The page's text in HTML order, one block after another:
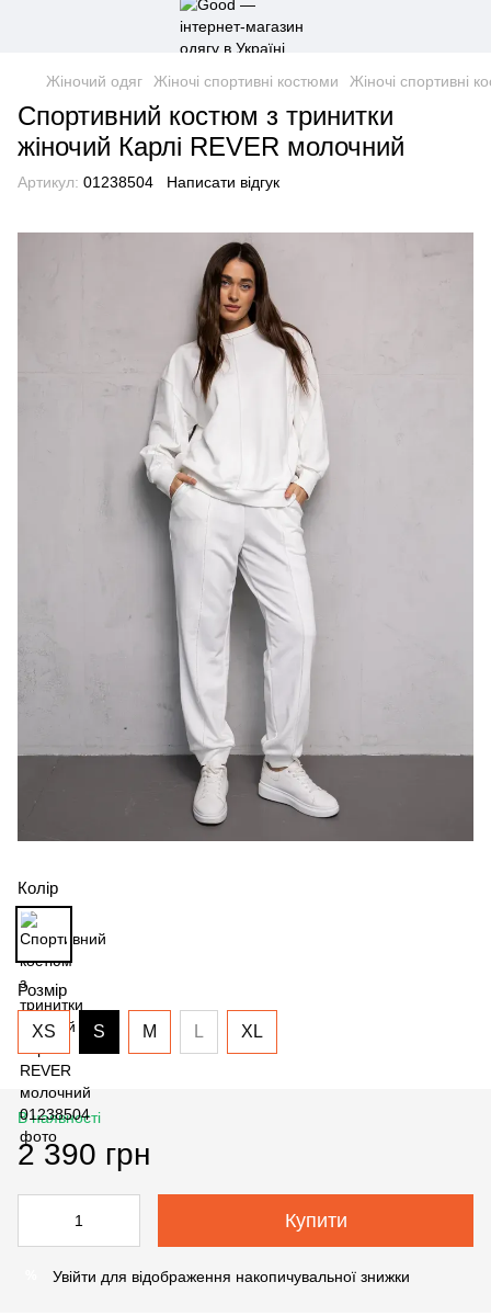
Жіночий одяг Жіночі спортивні костюми Жіночі спортивні
Спортивний костюм з тринитки
жіночий Карлі REVER молочний
Артикул: 01238504 Написати відгук
Колір
Розмір
XS S M L XL
В наявності
2 390 грн
Купити
Увійти для відображення накопичувальної знижки